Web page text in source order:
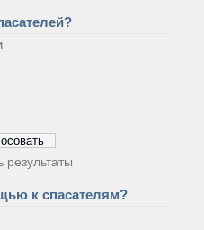
результаты
к спасателям?